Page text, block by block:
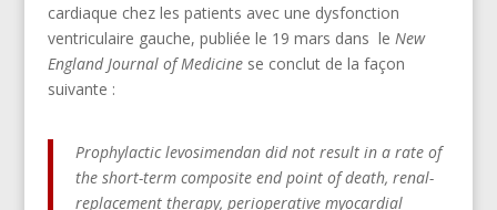
cardiaque chez les patients avec une dysfonction
ventriculaire gauche, publiée le 19 mars dans le New
England Journal of Medicine se conclut de la façon
suivante :
Prophylactic levosimendan did not result in a rate of
the short-term composite end point of death, renal-
replacement therapy, perioperative myocardial